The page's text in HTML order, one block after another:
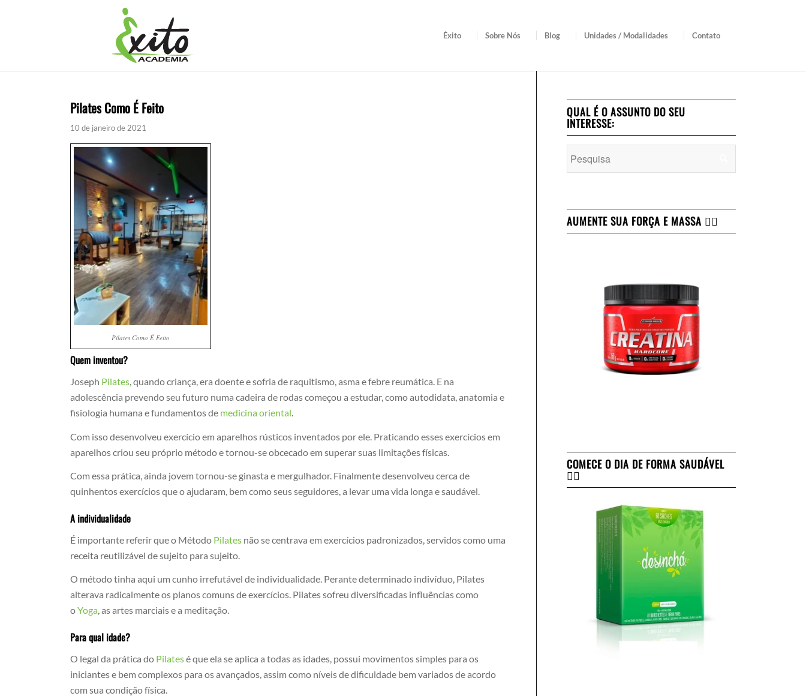
Êxito Sobre Nós Blog Unidades / Modalidades Contato
Pilates Como É Feito
10 de janeiro de 2021
Pilates Como É Feito
Quem inventou?
Joseph Pilates, quando criança, era doente e sofria de raquitismo, asma e febre reumática. E na
adolescência prevendo seu futuro numa cadeira de rodas começou a estudar, como autodidata, anatomia e
fisiologia humana e fundamentos de medicina oriental.
Com isso desenvolveu exercício em aparelhos rústicos inventados por ele. Praticando esses exercícios em
aparelhos criou seu próprio método e tornou-se obcecado em superar suas limitações físicas.
Com essa prática, ainda jovem tornou-se ginasta e mergulhador. Finalmente desenvolveu cerca de
quinhentos exercícios que o ajudaram, bem como seus seguidores, a levar uma vida longa e saudável.
A individualidade
É importante referir que o Método Pilates não se centrava em exercícios padronizados, servidos como uma
receita reutilizável de sujeito para sujeito.
O método tinha aqui um cunho irrefutável de individualidade. Perante determinado indivíduo, Pilates
alterava radicalmente os planos comuns de exercícios. Pilates sofreu diversificadas influências como
oYoga, as artes marciais e a meditação.
Para qual idade?
O legal da prática do Pilatesé que ela se aplica a todas as idades, possui movimentos simples para os
iniciantes e bem complexos para os avançados, assim como níveis de dificuldade bem variados de acordo
com sua condição física.
QUAL É O ASSUNTO DO SEU
INTERESSE:
AUMENTE SUA FORÇA E MASSA 👇🏻
COMECE O DIA DE FORMA SAUDÁVEL
👇🏻